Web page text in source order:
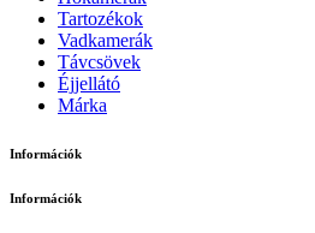
Tartozékok
Vadkamerák
Távcsövek
Éjjellátó
Márka
Információk
Információk